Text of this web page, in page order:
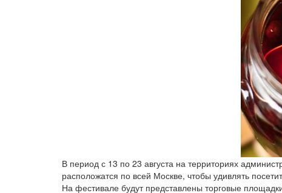
В период с 13 по 23 августа на территориях
расположатся по всей Москве, чтобы удивлять
На фестивале будут представлены торговые